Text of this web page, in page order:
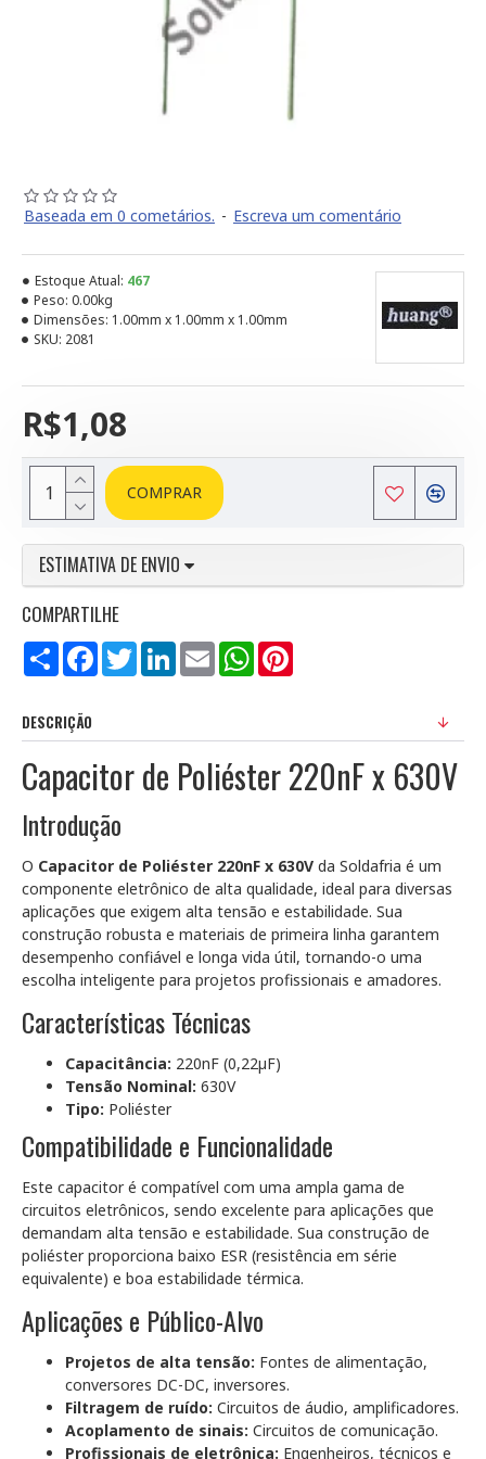
Baseada em 0 cometários. - Escreva um comentário
R$1,08
Estoque Atual: 467
Peso: 0.00kg
Dimensões: 1.00mm x 1.00mm x 1.00mm
SKU: 2081
COMPRAR
ESTIMATIVA DE ENVIO
COMPARTILHE
Compartilhar
FacebookTwitterLinkedInEmail WhatsApp
DESCRIÇÃO
Capacitor de Poliéster 220nF x 630V
Introdução
O Capacitor de Poliéster 220nF x 630V da Soldafria é um
componente eletrônico de alta qualidade, ideal para diversas
aplicações que exigem alta tensão e estabilidade. Sua
construção robusta e materiais de primeira linha garantem
desempenho confiável e longa vida útil, tornando-o uma
escolha inteligente para projetos profissionais e amadores.
Características Técnicas
Capacitância: 220nF (0,22µF)
Tensão Nominal: 630V
Tipo: Poliéster
Compatibilidade e Funcionalidade
Este capacitor é compatível com uma ampla gama de
circuitos eletrônicos, sendo excelente para aplicações que
demandam alta tensão e estabilidade. Sua construção de
poliéster proporciona baixo ESR (resistência em série
equivalente) e boa estabilidade térmica.
Aplicações e Público-Alvo
Projetos de alta tensão: Fontes de alimentação,
conversores DC-DC, inversores.
Filtragem de ruído: Circuitos de áudio, amplificadores.
Acoplamento de sinais: Circuitos de comunicação.
Profissionais de eletrônica: Engenheiros, técnicos e